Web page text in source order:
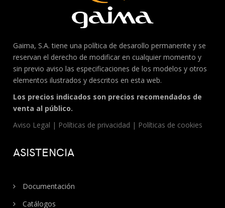
Gaima, S.A. tiene una política de desarollo permanente y se
reservan el derecho de modificar en cualquier momento y
sin previo aviso las especificaciones de los modelos y otros
elementos ilustrados y descritos en esta web.
Los precios indicados son precios recomendados de
venta al público.
Aviso Legal | Políticas de privacidad | Políticas de cookies
ASISTENCIA
Documentación
Catálogos